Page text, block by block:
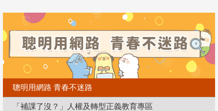
聰明用網路 青春不迷路
「補課了沒？」人權及轉型正義教育專區